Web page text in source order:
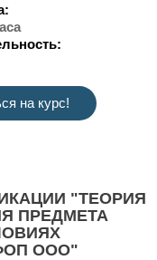
на курс!
"ТЕОРИЯ
ПРЕДМЕТА
ООО"